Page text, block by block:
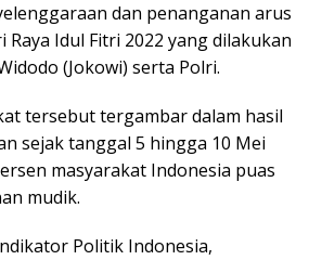
dan penanganan arus
Raya Idul Fitri 2022 yang dilakukan
(Jokowi) serta Polri.
tersebut tergambar dalam hasil
sejak tanggal 5 hingga 10 Mei
masyarakat Indonesia puas
mudik.
Politik Indonesia,